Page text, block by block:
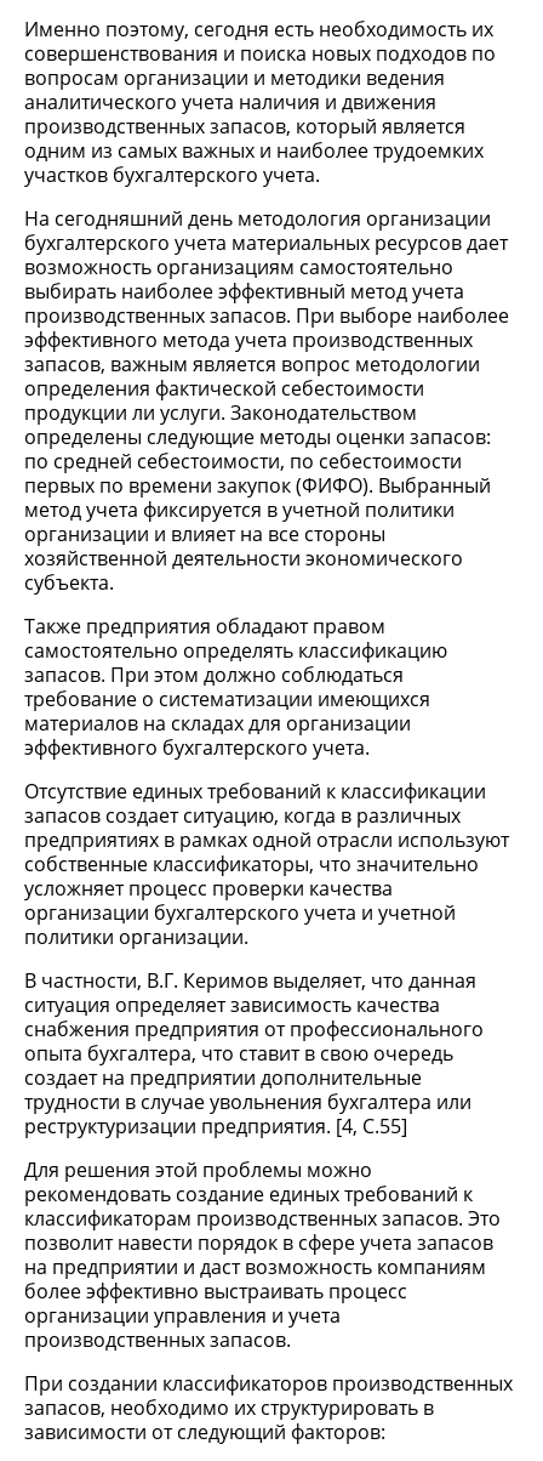
Именно поэтому, сегодня есть необходимость их
совершенствования и поиска новых подходов по
вопросам организации и методики ведения
аналитического учета наличия и движения
производственных запасов, который является
одним из самых важных и наиболее трудоемких
участков бухгалтерского учета.
На сегодняшний день методология организации
бухгалтерского учета материальных ресурсов дает
возможность организациям самостоятельно
выбирать наиболее эффективный метод учета
производственных запасов. При выборе наиболее
эффективного метода учета производственных
запасов, важным является вопрос методологии
определения фактической себестоимости
продукции ли услуги. Законодательством
определены следующие методы оценки запасов:
по средней себестоимости, по себестоимости
первых по времени закупок (ФИФО). Выбранный
метод учета фиксируется в учетной политики
организации и влияет на все стороны
хозяйственной деятельности экономического
субъекта.
Также предприятия обладают правом
самостоятельно определять классификацию
запасов. При этом должно соблюдаться
требование о систематизации имеющихся
материалов на складах для организации
эффективного бухгалтерского учета.
Отсутствие единых требований к классификации
запасов создает ситуацию, когда в различных
предприятиях в рамках одной отрасли используют
собственные классификаторы, что значительно
усложняет процесс проверки качества
организации бухгалтерского учета и учетной
политики организации.
В частности, В.Г. Керимов выделяет, что данная
ситуация определяет зависимость качества
снабжения предприятия от профессионального
опыта бухгалтера, что ставит в свою очередь
создает на предприятии дополнительные
трудности в случае увольнения бухгалтера или
реструктуризации предприятия. [4, C.55]
Для решения этой проблемы можно
рекомендовать создание единых требований к
классификаторам производственных запасов. Это
позволит навести порядок в сфере учета запасов
на предприятии и даст возможность компаниям
более эффективно выстраивать процесс
организации управления и учета
производственных запасов.
При создании классификаторов производственных
запасов, необходимо их структурировать в
зависимости от следующий факторов: